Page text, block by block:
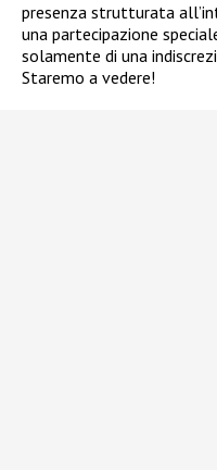
presenza strutturata
una partecipazione
solamente di una
Staremo a vedere!